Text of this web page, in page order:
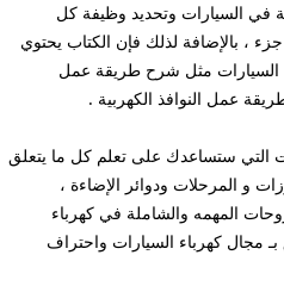
في السيارات وتحديد وظيفة كل
، بالإضافة لذلك فإن الكتاب يحتوي
السيارات مثل شرح طريقة عمل
عمل النوافذ الكهربية .
التي ستساعدك على تعلم كل ما يتعلق
و المرحلات ودوائر الإضاءة ،
المهمه والشاملة في كهرباء
مجال كهرباء السيارات واحتراف